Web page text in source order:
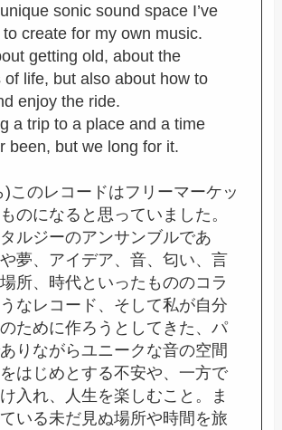
sonic sound space I’ve
create for my own music.
getting old, about the
of life, but also about how to
enjoy the ride.
a trip to a place and a time
been, but we long for it.
)このレコードはフリーマーケッ
のになると思っていました。
ルジーのアンサンブルであ
夢、アイデア、音、匂い、言
所、時代といったもののコラ
なレコード、そして私が自分
ために作ろうとしてきた、パ
りながらユニークな音の空間
はじめとする不安や、一方で
入れ、人生を楽しむこと。ま
いる未だ見ぬ場所や時間を旅